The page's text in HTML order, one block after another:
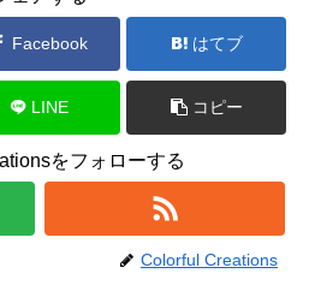
Facebook はてブ
LINE コピー
をフォローする
Colorful Creations